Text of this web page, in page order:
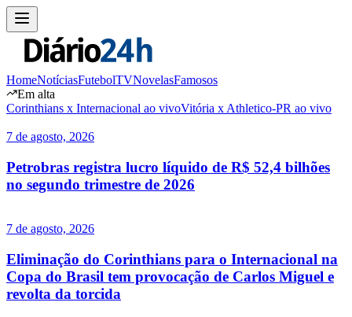
HomeNotíciasFutebolTVNovelasFamosos
Em alta
Corinthians x Internacional ao vivoVitória x Athletico-PR ao vivo
7 de agosto, 2026
Petrobras registra lucro líquido de R$ 52,4 bilhões
no segundo trimestre de 2026
7 de agosto, 2026
Eliminação do Corinthians para o Internacional na
Copa do Brasil tem provocação de Carlos Miguel e
revolta da torcida